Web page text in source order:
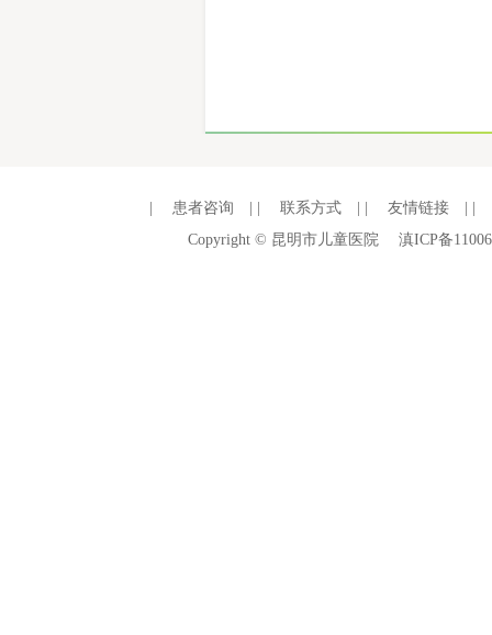
患者咨询 联系方式 友情链接
Copyright © 昆明市儿童医院 滇ICP备